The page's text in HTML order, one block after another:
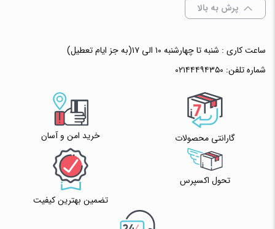
پرش به بالا
ساعت کاری : شنبه تا چهارشنبه ۱۰ الی ۱۷(به جز ایام تعطیل)
شماره تلفن: ۰۲۱۴۴۴۹۴۳۵۰
گارانتی محصولات خرید امن و آسان
تحول اکسپرس
تضمین بهترین کیفیت